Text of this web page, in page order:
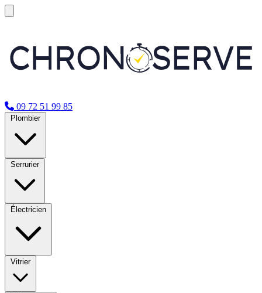
09 72 51 99 85
Plombier
Serrurier
Électricien
Vitrier